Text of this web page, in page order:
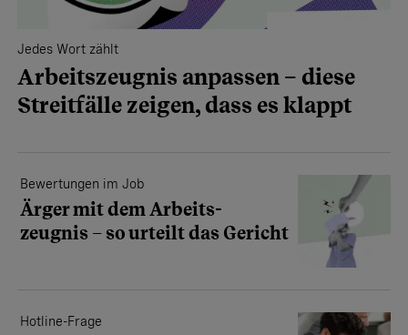
Jedes Wort zählt
Arbeitszeugnis anpassen – diese
Streitfälle zeigen, dass es klappt
Bewertungen im Job
Ärger mit dem Arbeits­
zeugnis – so urteilt das Gericht
Hotline-Frage